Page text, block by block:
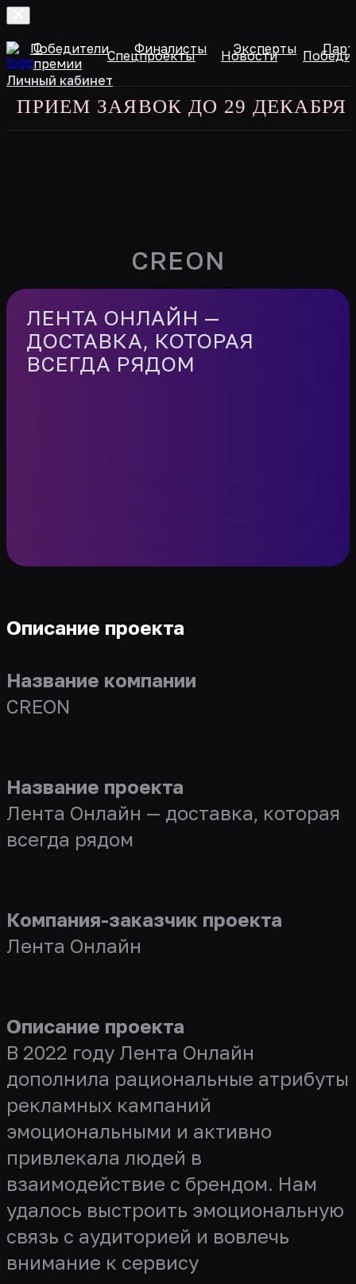
О
премии
Спецпроекты Новости
ЗАЯВОК ДО 29 ДЕКАБРЯ
Победители Финалисты Эксперты
Личный кабинет
CREON
ЛЕНТА ОНЛАЙН —
ДОСТАВКА, КОТОРАЯ
ВСЕГДА РЯДОМ
Описание проекта
Название компании
CREON
Название проекта
Лента Онлайн — доставка, которая
всегда рядом
Компания-заказчик проекта
Лента Онлайн
Описание проекта
В 2022 году Лента Онлайн
дополнила рациональные атрибуты
рекламных кампаний
эмоциональными и активно
привлекала людей в
взаимодействие с брендом. Нам
удалось выстроить эмоциональную
связь с аудиторией и вовлечь
внимание к сервису